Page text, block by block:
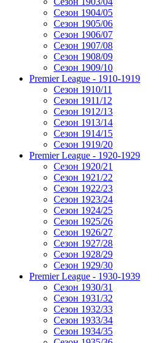
Сезон 1904/05
Сезон 1905/06
Сезон 1906/07
Сезон 1907/08
Сезон 1908/09
Сезон 1909/10
Premier League - 1910-1919
Сезон 1910/11
Сезон 1911/12
Сезон 1912/13
Сезон 1913/14
Сезон 1914/15
Сезон 1919/20
Premier League - 1920-1929
Сезон 1920/21
Сезон 1921/22
Сезон 1922/23
Сезон 1923/24
Сезон 1924/25
Сезон 1925/26
Сезон 1926/27
Сезон 1927/28
Сезон 1928/29
Сезон 1929/30
Premier League - 1930-1939
Сезон 1930/31
Сезон 1931/32
Сезон 1932/33
Сезон 1933/34
Сезон 1934/35